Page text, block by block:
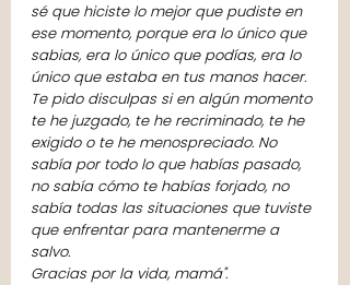
sé que hiciste lo mejor que pudiste en
ese momento, porque era lo único que
sabias, era lo único que podías, era lo
único que estaba en tus manos hacer.
Te pido disculpas si en algún momento
te he juzgado, te he recriminado, te he
exigido o te he menospreciado. No
sabía por todo lo que habías pasado,
no sabía cómo te habías forjado, no
sabía todas las situaciones que tuviste
que enfrentar para mantenerme a
salvo.
Gracias por la vida, mamá".